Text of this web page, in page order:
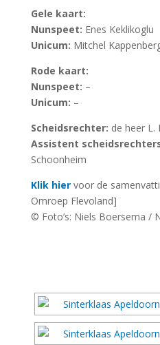
Gele kaart:
Nunspeet: Enes Keklikoglu
Unicum: Mitchel
Rode kaart:
Nunspeet: –
Unicum: –
Scheidsrechter: de heer L.
Assistent
Schoonheim
Klik hiervoor de
Omroep Flevoland]
© Foto’s: Niels Boersema /